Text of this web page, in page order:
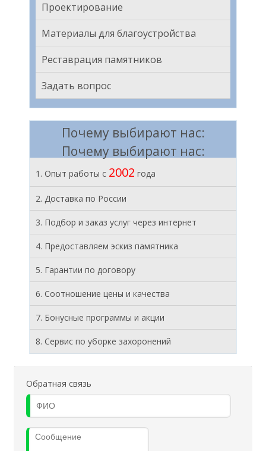
Проектирование
Материалы для благоустройства
Реставрация памятников
Задать вопрос
Почему выбирают нас:
Почему выбирают нас:
1. Опыт работы с 2002 года
2. Доставка по России
3. Подбор и заказ услуг через интернет
4. Предоставляем эскиз памятника
5. Гарантии по договору
6. Соотношение цены и качества
7. Бонусные программы и акции
8. Cервис по уборке захоронений
Обратная связь